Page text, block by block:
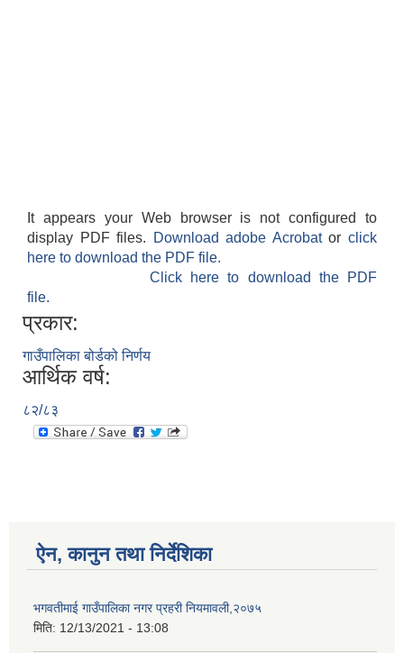
It appears your Web browser is not configured to
display PDF files.
Download adobe Acrobatorclick
here to download the PDF file.
Click here to download the PDF
file.
प्रकार:
गाउँपालिका बोर्डको निर्णय
आर्थिक वर्ष:
८२/८३
ऐन, कानुन तथा निर्देशिका
भगवतीमाई गाउँपालिका नगर प्रहरी नियमावली,२०७५
मिति: 12/13/2021 - 13:08